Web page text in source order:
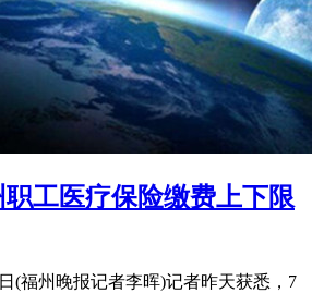
工医疗保险缴费上下限
(福州晚报记者李晖)记者昨天获悉，7